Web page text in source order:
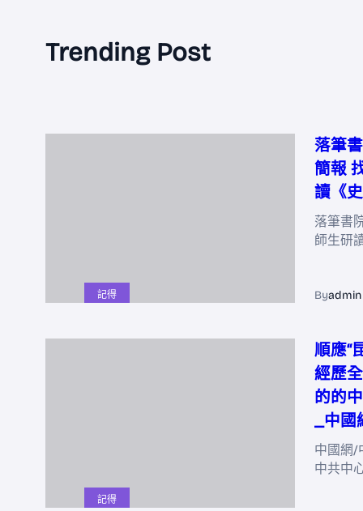
Trending Post
記得
落筆
簡報
讀《史
落筆書
師生研
Byadmin
記得
順應“
經歷
的的
_中國
中國網/
中共中